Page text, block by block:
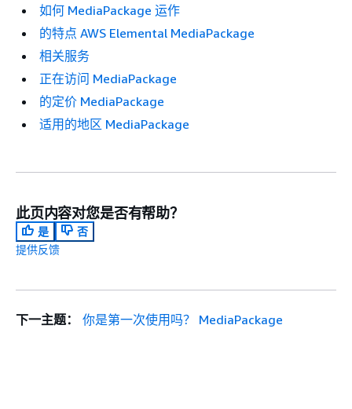
如何 MediaPackage 运作
的特点 AWS Elemental MediaPackage
相关服务
正在访问 MediaPackage
的定价 MediaPackage
适用的地区 MediaPackage
此页内容对您是否有帮助？
是
否
提供反馈
下一主题： 你是第一次使用吗？ MediaPackage